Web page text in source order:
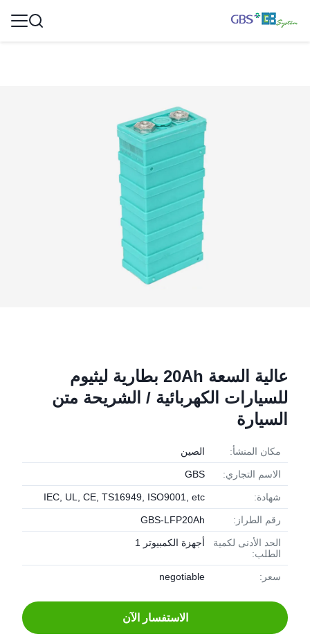
عالية السعة 20Ah بطارية ليثيوم
للسيارات الكهربائية / الشريحة متن
السيارة
مكان المنشأ: الصين
الاسم التجاري: GBS
شهادة: IEC, UL, CE, TS16949, ISO9001, etc
رقم الطراز: GBS-LFP20Ah
الحد الأدنى لكمية
الطلب:
أجهزة الكمبيوتر 1
سعر: negotiable
الاستفسار الآن